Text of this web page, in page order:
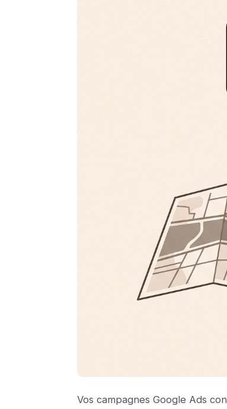
Vos campagnes Google Ads